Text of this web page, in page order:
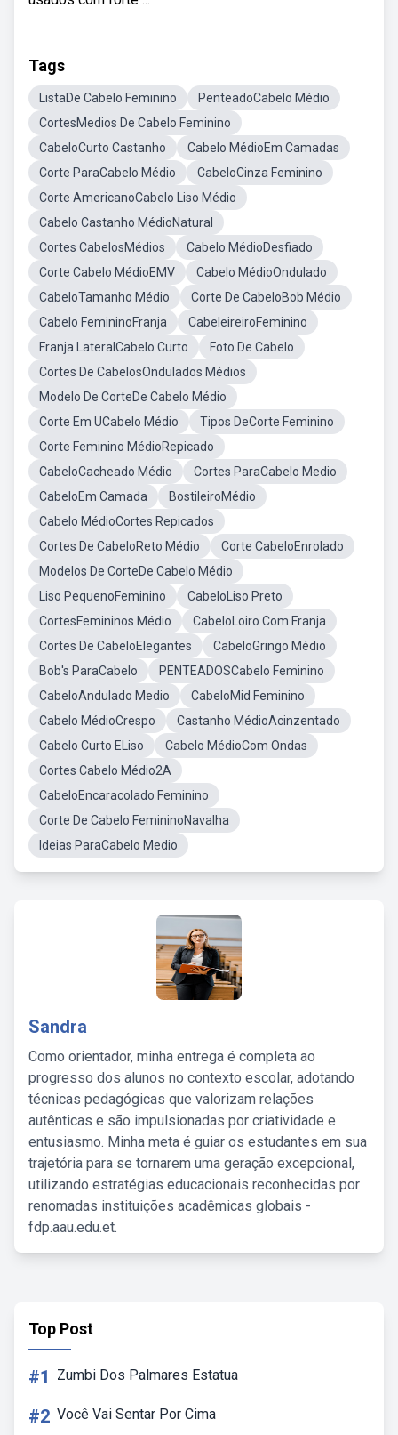
Tags
ListaDe Cabelo Feminino
PenteadoCabelo Médio
CortesMedios De Cabelo Feminino
CabeloCurto Castanho
Cabelo MédioEm Camadas
Corte ParaCabelo Médio
CabeloCinza Feminino
Corte AmericanoCabelo Liso Médio
Cabelo Castanho MédioNatural
Cortes CabelosMédios
Cabelo MédioDesfiado
Corte Cabelo MédioEMV
Cabelo MédioOndulado
CabeloTamanho Médio
Corte De CabeloBob Médio
Cabelo FemininoFranja
CabeleireiroFeminino
Franja LateralCabelo Curto
Foto De Cabelo
Cortes De CabelosOndulados Médios
Modelo De CorteDe Cabelo Médio
Corte Em UCabelo Médio
Tipos DeCorte Feminino
Corte Feminino MédioRepicado
CabeloCacheado Médio
Cortes ParaCabelo Medio
CabeloEm Camada
BostileiroMédio
Cabelo MédioCortes Repicados
Cortes De CabeloReto Médio
Corte CabeloEnrolado
Modelos De CorteDe Cabelo Médio
Liso PequenoFeminino
CabeloLiso Preto
CortesFemininos Médio
CabeloLoiro Com Franja
Cortes De CabeloElegantes
CabeloGringo Médio
Bob's ParaCabelo
PENTEADOSCabelo Feminino
CabeloAndulado Medio
CabeloMid Feminino
Cabelo MédioCrespo
Castanho MédioAcinzentado
Cabelo Curto ELiso
Cabelo MédioCom Ondas
Cortes Cabelo Médio2A
CabeloEncaracolado Feminino
Corte De Cabelo FemininoNavalha
Ideias ParaCabelo Medio
Sandra
Como orientador, minha entrega é completa ao
progresso dos alunos no contexto escolar, adotando
técnicas pedagógicas que valorizam relações
autênticas e são impulsionadas por criatividade e
entusiasmo. Minha meta é guiar os estudantes em sua
trajetória para se tornarem uma geração excepcional,
utilizando estratégias educacionais reconhecidas por
renomadas instituições acadêmicas globais -
fdp.aau.edu.et.
Top Post
#1 Zumbi Dos Palmares Estatua
#2 Você Vai Sentar Por Cima